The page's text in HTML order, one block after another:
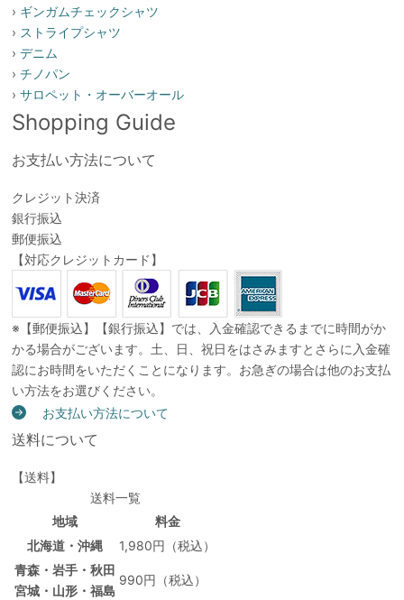
› ギンガムチェックシャツ
› ストライプシャツ
›デニム
›チノパン
›サロペット・オーバーオール
Shopping Guide
お支払い方法について
クレジット決済
銀行振込
郵便振込
【対応クレジットカード】
※【郵便振込】【銀行振込】では、入金確認できるまでに時間がか
かる場合がございます。土、日、祝日をはさみますとさらに入金確
認にお時間をいただくことになります。お急ぎの場合は他のお支払
い方法をお選びください。
お支払い方法について
送料について
【送料】
送料一覧
地域
料金
北海道・沖縄
1,980円（税込）
青森・岩手・秋田
宮城・山形・福島
990円（税込）